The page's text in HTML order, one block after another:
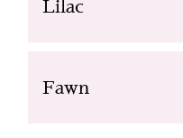
Lilac
Fawn